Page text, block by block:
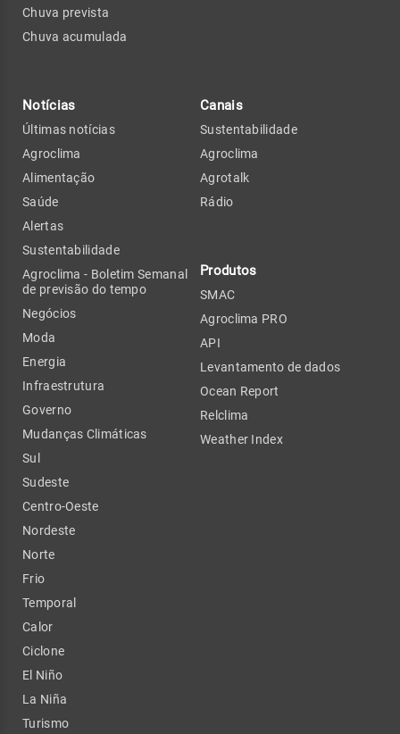
Chuva prevista
Chuva acumulada
Notícias
Últimas notícias
Agroclima
Alimentação
Saúde
Alertas
Sustentabilidade
Agroclima - Boletim Semanal
de previsão do tempo
Negócios
Moda
Energia
Infraestrutura
Governo
Mudanças Climáticas
Sul
Sudeste
Centro-Oeste
Nordeste
Norte
Frio
Temporal
Calor
Ciclone
El Niño
La Niña
Turismo
Canais
Sustentabilidade
Agroclima
Agrotalk
Rádio
Produtos
SMAC
Agroclima PRO
API
Levantamento de dados
Ocean Report
Relclima
Weather Index